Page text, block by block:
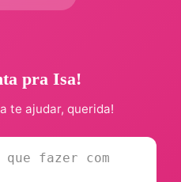
pra Isa!
te ajudar, querida!